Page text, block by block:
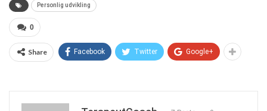
Personlig udvikling
0
Share Facebook Twitter Google+